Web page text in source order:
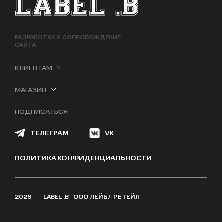
РАЗРАБОТКА И СОПРОВОЖДЕНИЕ
САЙТА
КЛИЕНТАМ
МАГАЗИН
ПОДПИСАТЬСЯ
ТЕЛЕГРАМ VK
2026 LABEL .B | ООО ЛЕЙБЛ РЕТЕЙЛ
ПОЛИТИКА КОНФИДЕНЦИАЛЬНОСТИ